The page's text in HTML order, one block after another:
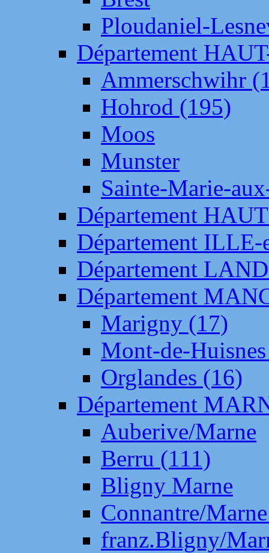
Ploudaniel-
Département
Ammerschwihr
Hohrod (195)
Moos
Munster
Sainte-Marie-
Département
Département
Département
Département
Marigny (17)
Mont-de-
Orglandes (16)
Département
Auberive/Marne
Berru (111)
Bligny Marne
Connantre/
franz.Bligny/